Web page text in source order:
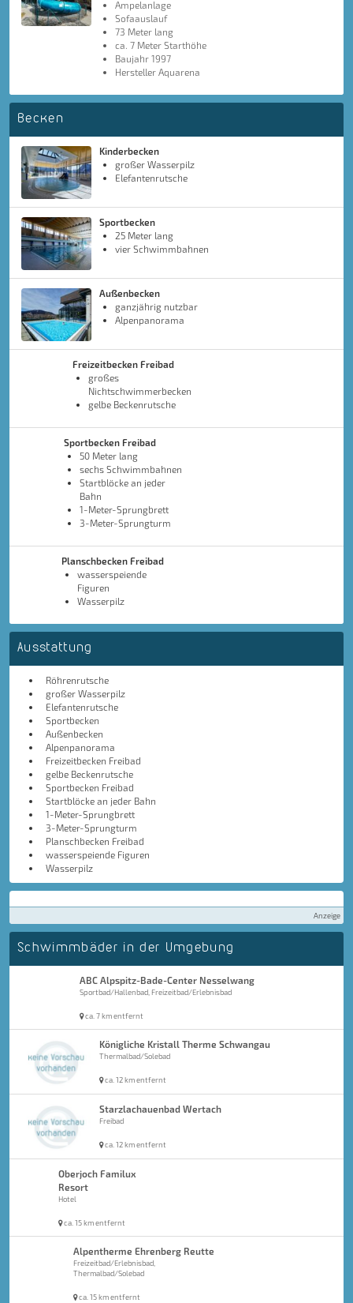
Ampelanlage
Sofaauslauf
73 Meter lang
ca. 7 Meter Starthöhe
Baujahr 1997
Hersteller Aquarena
Becken
Kinderbecken
großer Wasserpilz
Elefantenrutsche
Sportbecken
25 Meter lang
vier Schwimmbahnen
Außenbecken
ganzjährig nutzbar
Alpenpanorama
Freizeitbecken Freibad
großes
Nichtschwimmerbecken
gelbe Beckenrutsche
Sportbecken Freibad
50 Meter lang
sechs Schwimmbahnen
Startblöcke an jeder
Bahn
1-Meter-Sprungbrett
3-Meter-Sprungturm
Planschbecken Freibad
wasserspeiende
Figuren
Wasserpilz
Ausstattung
Röhrenrutsche
großer Wasserpilz
Elefantenrutsche
Sportbecken
Außenbecken
Alpenpanorama
Freizeitbecken Freibad
gelbe Beckenrutsche
Sportbecken Freibad
Startblöcke an jeder Bahn
1-Meter-Sprungbrett
3-Meter-Sprungturm
Planschbecken Freibad
wasserspeiende Figuren
Wasserpilz
Anzeige
Schwimmbäder in der Umgebung
ABC Alpspitz-Bade-Center Nesselwang
Sportbad/Hallenbad, Freizeitbad/Erlebnisbad
ca. 7 km entfernt
Königliche Kristall Therme Schwangau
Thermalbad/Solebad
ca. 12 km entfernt
Starzlachauenbad Wertach
Freibad
ca. 12 km entfernt
Oberjoch Familux
Resort
Hotel
ca. 15 km entfernt
Alpentherme Ehrenberg Reutte
Freizeitbad/Erlebnisbad,
Thermalbad/Solebad
ca. 15 km entfernt